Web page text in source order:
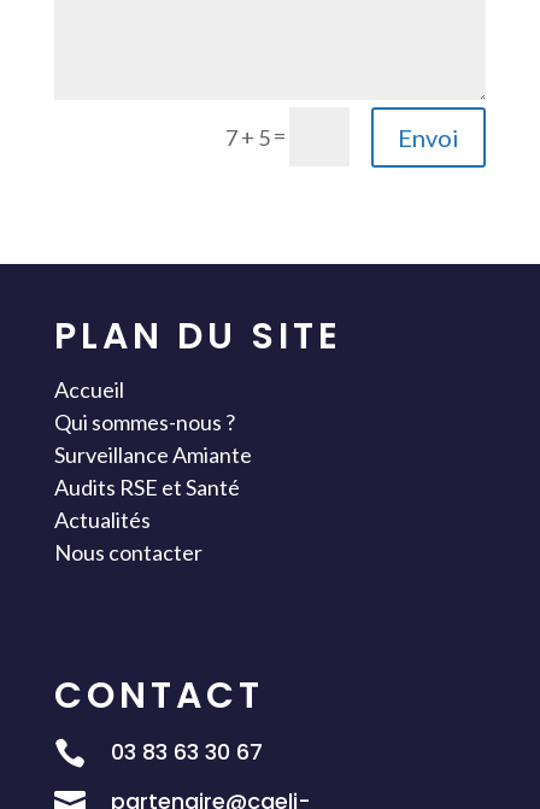
7 + 5= Envoi
PLAN DU SITE
Accueil
Qui sommes-nous ?
Surveillance Amiante
Audits RSE et Santé
Actualités
Nous contacter
CONTACT
 03 83 63 30 67
partenaire@caeli-